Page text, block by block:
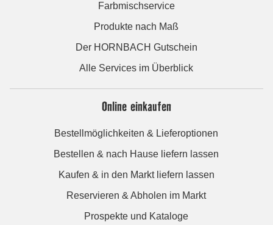
Farbmischservice
Produkte nach Maß
Der HORNBACH Gutschein
Alle Services im Überblick
Online einkaufen
Bestellmöglichkeiten & Lieferoptionen
Bestellen & nach Hause liefern lassen
Kaufen & in den Markt liefern lassen
Reservieren & Abholen im Markt
Prospekte und Kataloge